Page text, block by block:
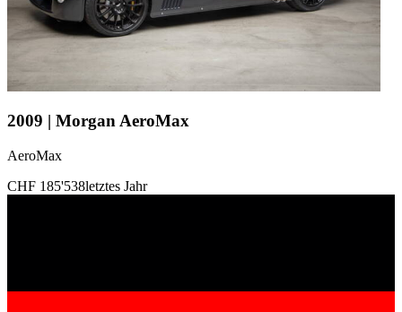
2009 | Morgan AeroMax
AeroMax
CHF 185'538letztes Jahr